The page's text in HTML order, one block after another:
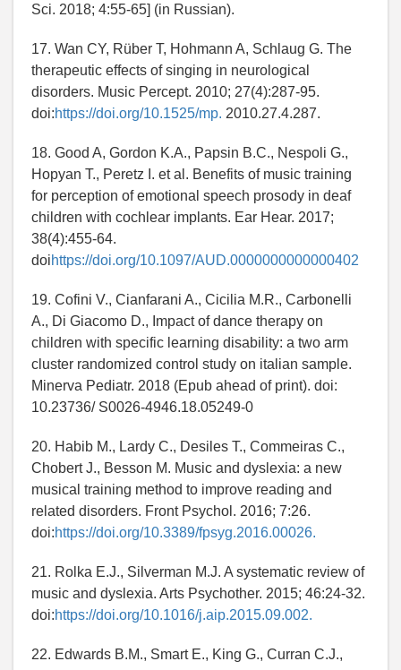
Sci. 2018; 4:55-65] (in Russian).
17. Wan CY, Rüber T, Hohmann A, Schlaug G. The
therapeutic effects of singing in neurological
disorders. Music Percept. 2010; 27(4):287-95.
doi:https://doi.org/10.1525/mp. 2010.27.4.287.
18. Good A, Gordon K.A., Papsin B.C., Nespoli G.,
Hopyan T., Peretz I. et al. Benefits of music training
for perception of emotional speech prosody in deaf
children with cochlear implants. Ear Hear. 2017;
38(4):455-64.
doihttps://doi.org/10.1097/AUD.0000000000000402
19. Cofini V., Cianfarani A., Cicilia M.R., Carbonelli
A., Di Giacomo D., Impact of dance therapy on
children with specific learning disability: a two arm
cluster randomized control study on italian sample.
Minerva Pediatr. 2018 (Epub ahead of print). doi:
10.23736/ S0026-4946.18.05249-0
20. Habib M., Lardy C., Desiles T., Commeiras C.,
Chobert J., Besson M. Music and dyslexia: a new
musical training method to improve reading and
related disorders. Front Psychol. 2016; 7:26.
doi:https://doi.org/10.3389/fpsyg.2016.00026.
21. Rolka E.J., Silverman M.J. A systematic review of
music and dyslexia. Arts Psychother. 2015; 46:24-32.
doi:https://doi.org/10.1016/j.aip.2015.09.002.
22. Edwards B.M., Smart E., King G., Curran C.J.,